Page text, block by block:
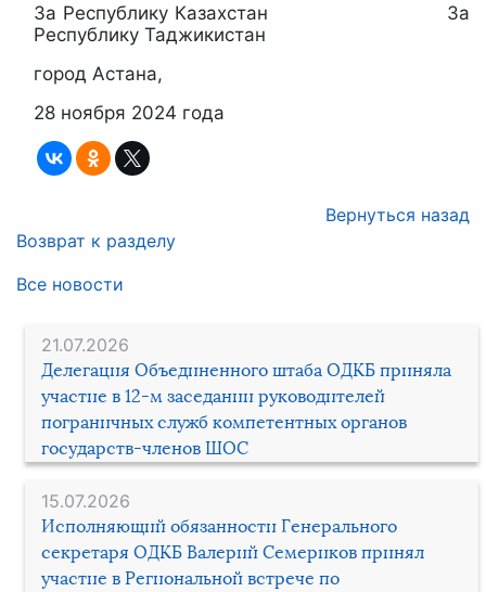
21.07.2026
Делегация Объединенного штаба ОДКБ приняла
участие в 12-м заседании руководителей
пограничных служб компетентных органов
государств-членов ШОС
15.07.2026
Исполняющий обязанности Генерального
секретаря ОДКБ Валерий Семериков принял
участие в Региональной встрече по
За Республику Казахстан За
Республику Таджикистан
город Астана,
28 ноября 2024 года
Вернуться назад
Возврат к разделу
Все новости